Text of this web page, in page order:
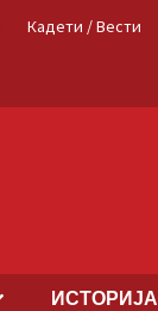
Кадети / Вести
ИСТОРИЈА